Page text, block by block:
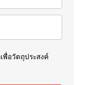
พื่อวัตถุประสงค์